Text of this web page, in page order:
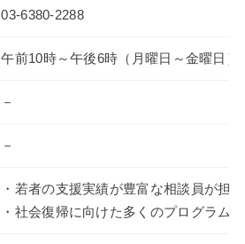
03-6380-2288
午前10時～午後6時（月曜日～金曜日
－
－
・若者の支援実績が豊富な相談員が担
・社会復帰に向けた多くのプログラム